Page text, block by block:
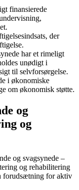
finansierede
der
har et rimeligt
unødigt i
til selvforsørgelse.
i økonomiske
om økonomisk støtte.
og
og
og svagsynede –
og rehabilitering
forudsætning for aktiv